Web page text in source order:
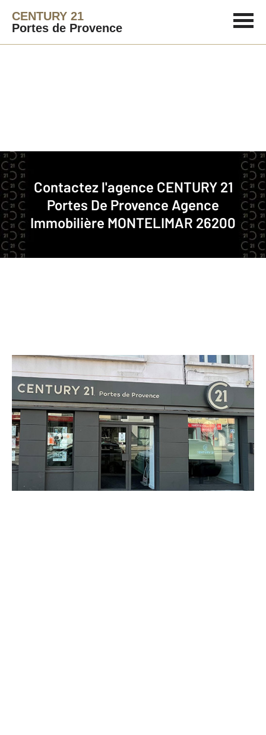
CENTURY 21
Portes de Provence
Contactez l'agence CENTURY 21
Portes De Provence Agence
Immobilière MONTELIMAR 26200
Agence immobilière
Notre agence à MONTELIMAR
CENTURY 21 Portes de Provence
8-10 avenue Jean Jaurès
MONTELIMAR - 26200
Envoyer un message
Téléphoner à l'agence